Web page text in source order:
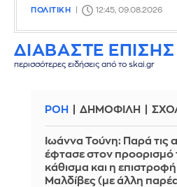
ΠΟΛΙΤΙΚΗ 12:45, 09.08.2026
ΔΙΑΒΑΣΤΕ ΕΠΙΣΗΣ
περισσότερες ειδήσεις από το skai.gr
ΡΟΗ ΔΗΜΟΦΙΛΗ
Ιωάννα Τούνη: Παρά τις
έφτασε στον προορισμό
κάθισμα και η επιστροφή
Μαλδίβες (με άλλη